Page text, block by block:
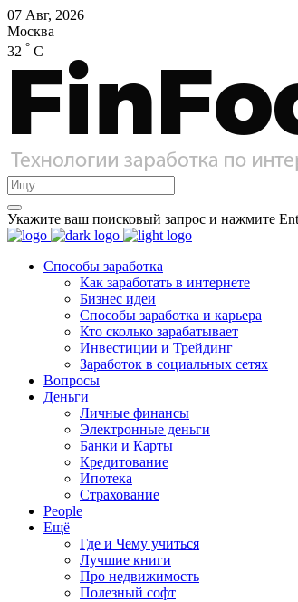
07 Авг, 2026
Москва
32 ° C
Укажите ваш поисковый запрос и нажмите
Способы заработка
Как заработать в интернете
Бизнес идеи
Способы заработка и карьера
Кто сколько зарабатывает
Инвестиции и Трейдинг
Заработок в социальных сетях
Вопросы
Деньги
Личные финансы
Электронные деньги
Банки и Карты
Кредитование
Ипотека
Страхование
People
Ещё
Где и Чему учиться
Лучшие книги
Про недвижимость
Полезный софт